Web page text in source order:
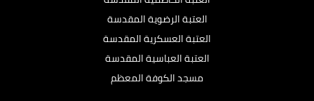
العتبة الرضوية المقدسة
العتبة العسكرية المقدسة
العتبة العباسية المقدسة
مسجد الكوفة المعظم